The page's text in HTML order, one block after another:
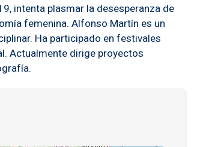
intenta plasmar la desesperanza de
femenina. Alfonso Martín es un
Ha participado en festivales
Actualmente dirige proyectos